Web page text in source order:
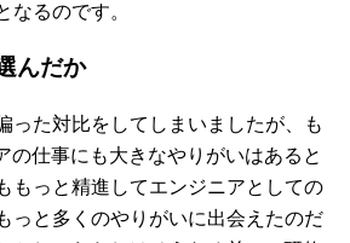
なるのです。
んだか
た対比をしてしまいましたが、も
の仕事にも大きなやりがいはあると
もっと精進してエンジニアとしての
っと多くのやりがいに出会えたのだ